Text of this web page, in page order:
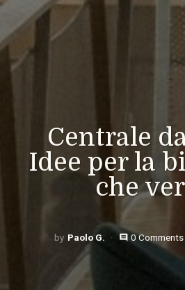
Centrale
Idee per la
che
Paolo G. comment 0 Comments